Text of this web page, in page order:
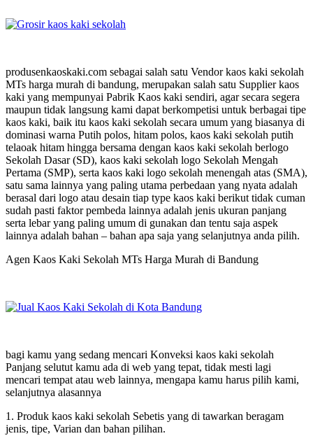
produsenkaoskaki.com sebagai salah satu Vendor kaos kaki sekolah
MTs harga murah di bandung, merupakan salah satu Supplier kaos
kaki yang mempunyai Pabrik Kaos kaki sendiri, agar secara segera
maupun tidak langsung kami dapat berkompetisi untuk berbagai tipe
kaos kaki, baik itu kaos kaki sekolah secara umum yang biasanya di
dominasi warna Putih polos, hitam polos, kaos kaki sekolah putih
telaoak hitam hingga bersama dengan kaos kaki sekolah berlogo
Sekolah Dasar (SD), kaos kaki sekolah logo Sekolah Mengah
Pertama (SMP), serta kaos kaki logo sekolah menengah atas (SMA),
satu sama lainnya yang paling utama perbedaan yang nyata adalah
berasal dari logo atau desain tiap type kaos kaki berikut tidak cuman
sudah pasti faktor pembeda lainnya adalah jenis ukuran panjang
serta lebar yang paling umum di gunakan dan tentu saja aspek
lainnya adalah bahan – bahan apa saja yang selanjutnya anda pilih.
Agen Kaos Kaki Sekolah MTs Harga Murah di Bandung
bagi kamu yang sedang mencari Konveksi kaos kaki sekolah
Panjang selutut kamu ada di web yang tepat, tidak mesti lagi
mencari tempat atau web lainnya, mengapa kamu harus pilih kami,
selanjutnya alasannya
1. Produk kaos kaki sekolah Sebetis yang di tawarkan beragam
jenis, tipe, Varian dan bahan pilihan.